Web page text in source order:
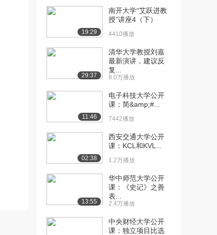
[10] 东南大学公开课：逆
矩阵的定义及性质
2.1万播放
20:43
[11] 东南大学公开课：逆
07:11
[12] 东南大学公开课：求
14:28
[13] 东南大学公开课：行
15:50
[14] 东南大学公开课：行
15:50
[15] 东南大学公开课：行
列式按行(列)展...
19:29
南开大学“艾跃进教
授”讲座4（下）
4410播放
29:37
清华大学教授刘嘉
最新演讲，建议反
复...
8.0万播放
11:46
电子科技大学公开
课：简&amp;#...
7442播放
02:38
西安交通大学公开
课：KCL和KVL...
1.2万播放
13:55
华中师范大学公开
课：《史记》之善
表...
2.4万播放
中央财经大学公开
课：独立项目比选